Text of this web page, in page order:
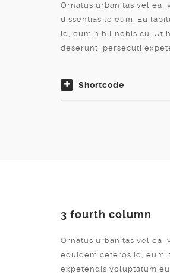
Ornatus urbanitas vel ea,
dissentias te eum. Eu
id, eum nihil nobis cu. Ut
deserunt, persecuti
Shortcode
3 fourth column
Ornatus urbanitas vel ea,
equidem ceteros id, eum
expetendis voluptatum